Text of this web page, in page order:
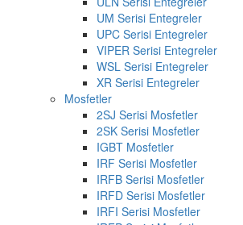
UM Serisi Entegreler
UPC Serisi Entegreler
VIPER Serisi Entegreler
WSL Serisi Entegreler
XR Serisi Entegreler
Mosfetler
2SJ Serisi Mosfetler
2SK Serisi Mosfetler
IGBT Mosfetler
IRF Serisi Mosfetler
IRFB Serisi Mosfetler
IRFD Serisi Mosfetler
IRFI Serisi Mosfetler